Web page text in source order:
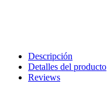
Descripción
Detalles del producto
Reviews